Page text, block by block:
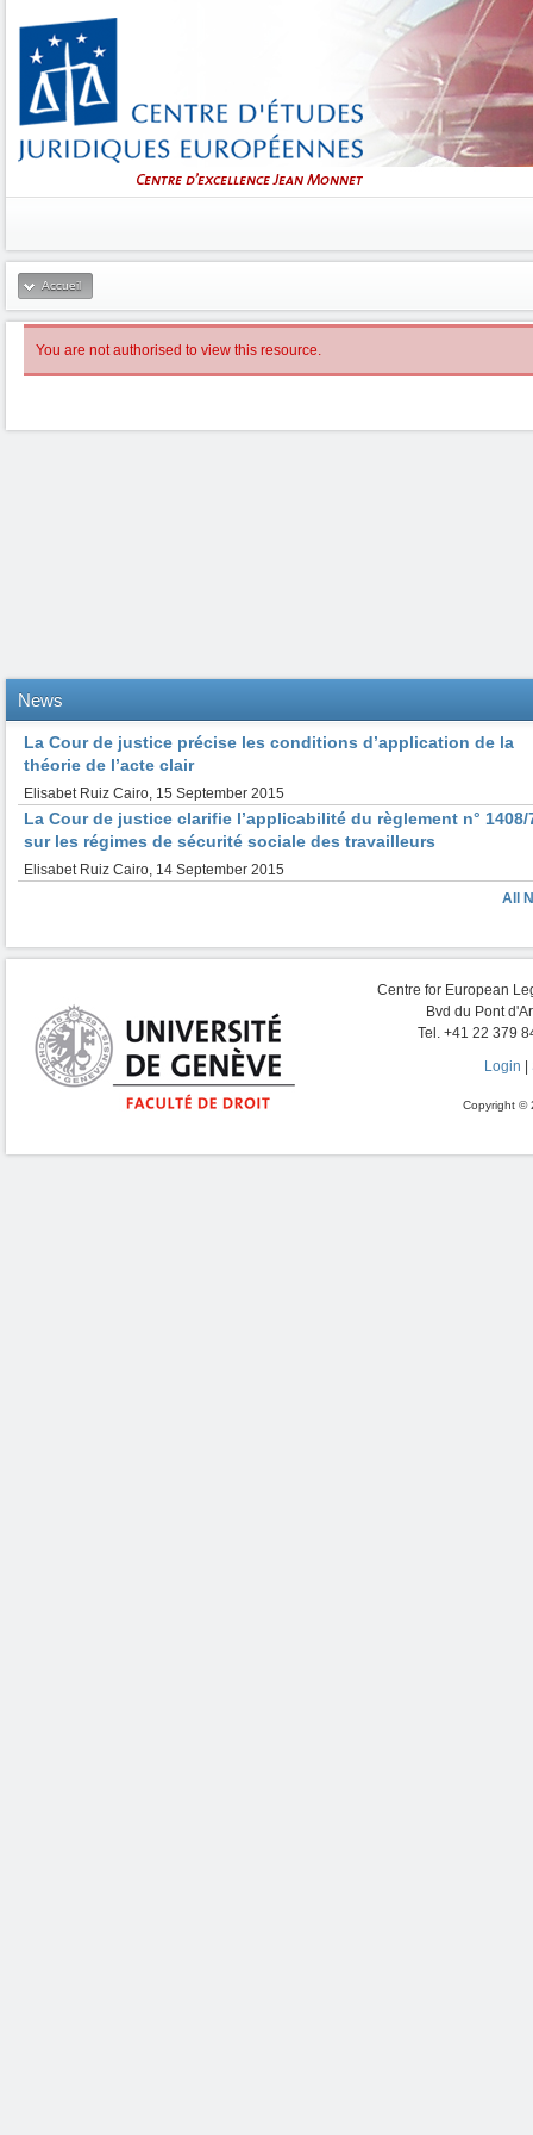
Accueil
You are not authorised to view this resource.
News
La Cour de justice précise les conditions d’application de la
théorie de l’acte clair
Elisabet Ruiz Cairo, 15 September 2015
La Cour de justice clarifie l’applicabilité du règlement n° 1408/
sur les régimes de sécurité sociale des travailleurs
Elisabet Ruiz Cairo, 14 September 2015
All
Centre for European
Bvd du Pont
Tel. +41 22 379
Login
Copyright ©